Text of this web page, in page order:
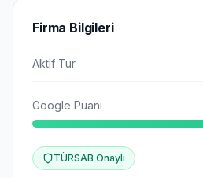
Firma Bilgileri
Aktif Tur
Google Puanı
TÜRSAB Onaylı